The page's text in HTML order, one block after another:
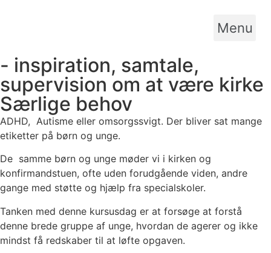
Menu
- inspiration, samtale,
supervision om at være kirke
Særlige behov
ADHD, Autisme eller omsorgssvigt. Der bliver sat mange
etiketter på børn og unge.
De samme børn og unge møder vi i kirken og
konfirmandstuen, ofte uden forudgående viden, andre
gange med støtte og hjælp fra specialskoler.
Tanken med denne kursusdag er at forsøge at forstå
denne brede gruppe af unge, hvordan de agerer og ikke
mindst få redskaber til at løfte opgaven.